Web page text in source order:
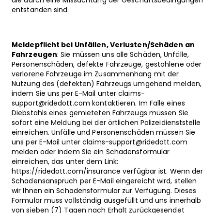
entstanden sind.
Meldepflicht bei Unfällen, Verlusten/Schäden an
Fahrzeugen: Sie müssen uns alle Schäden, Unfälle,
Personenschäden, defekte Fahrzeuge, gestohlene oder
verlorene Fahrzeuge im Zusammenhang mit der
Nutzung des (defekten) Fahrzeugs umgehend melden,
indem Sie uns per E-Mail unter claims-
support@ridedott.com kontaktieren. Im Falle eines
Diebstahls eines gemieteten Fahrzeugs müssen Sie
sofort eine Meldung bei der örtlichen Polizeidienststelle
einreichen. Unfälle und Personenschäden müssen Sie
uns per E-Mail unter claims-support@ridedott.com
melden oder indem Sie ein Schadensformular
einreichen, das unter dem Link:
https://ridedott.com/insurance verfügbar ist. Wenn der
Schadensanspruch per E-Mail eingereicht wird, stellen
wir Ihnen ein Schadensformular zur Verfügung. Dieses
Formular muss vollständig ausgefüllt und uns innerhalb
von sieben (7) Tagen nach Erhalt zurückgesendet